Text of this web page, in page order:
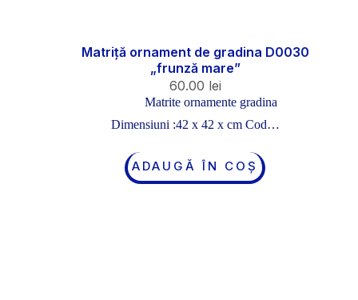
Matriță ornament de gradina D0030
„frunză mare”
60.00 lei
Matrite ornamente gradina
Dimensiuni :42 x 42 x cm Cod…
ADAUGĂ ÎN COȘ